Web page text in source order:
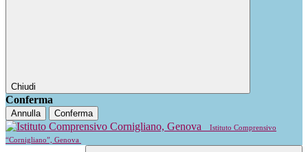
Chiudi
Conferma
Annulla Conferma
Istituto Comprensivo
“Cornigliano”, Genova